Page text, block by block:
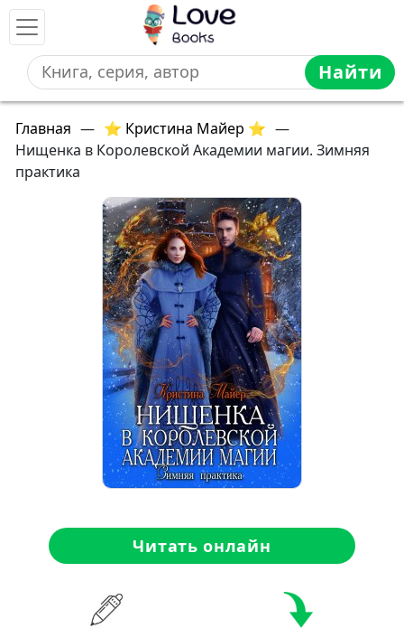
Найти
Главная — ⭐ Кристина Майер ⭐ —
Нищенка в Королевской Академии магии. Зимняя
практика
Читать онлайн